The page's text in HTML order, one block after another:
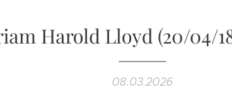
Harold Lloyd (20/04/
08.03.2026